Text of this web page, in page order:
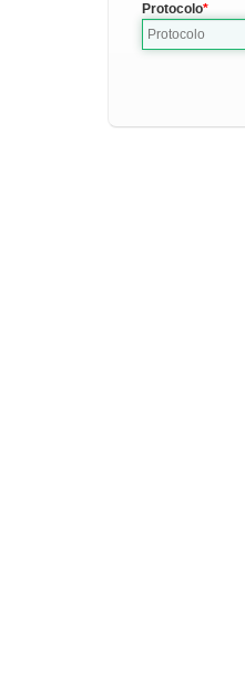
Protocolo